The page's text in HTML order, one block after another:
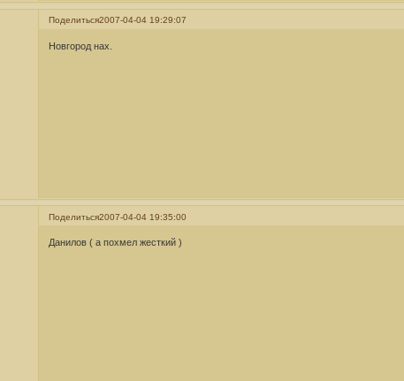
Поделиться2007-04-04 19:29:07
Новгород нах.
Поделиться2007-04-04 19:35:00
Данилов ( а похмел жесткий )